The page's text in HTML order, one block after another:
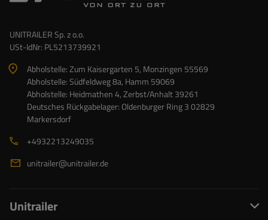
UNITRAILER Sp. z o.o.
USt-IdNr: PL5213739921
Abholstelle: Zum Kaisergarten 5, Monzingen 55569
Abholstelle: Südfeldweg 8a, Hamm 59069
Abholstelle: Heidmathen 4, Zerbst/Anhalt 39261
Deutsches Rückgabelager: Oldenburger Ring 3 02829
Markersdorf
+4932213249035
unitrailer@unitrailer.de
Unitrailer